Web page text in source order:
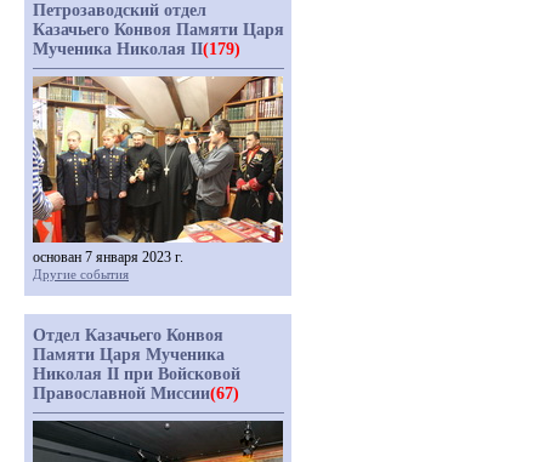
Петрозаводский отдел
Казачьего Конвоя Памяти Царя
Мученика Николая II(179)
основан 7 января 2023 г.
Другие события
Отдел Казачьего Конвоя
Памяти Царя Мученика
Николая II при Войсковой
Православной Миссии(67)